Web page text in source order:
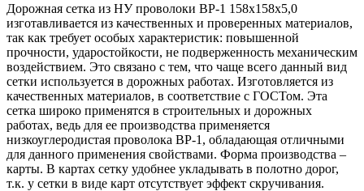
Дорожная сетка из НУ проволоки ВР-1 158х158х5,0
изготавливается из качественных и проверенных материалов,
так как требует особых характеристик: повышенной
прочности, ударостойкости, не подверженность механическим
воздействием. Это связано с тем, что чаще всего данный вид
сетки используется в дорожных работах. Изготовляется из
качественных материалов, в соответствие с ГОСТом. Эта
сетка широко применятся в строительных и дорожных
работах, ведь для ее производства применяется
низкоуглеродистая проволока ВР-1, обладающая отличными
для данного применения свойствами. Форма производства –
карты. В картах сетку удобнее укладывать в полотно дорог,
т.к. у сетки в виде карт отсутствует эффект скручивания.